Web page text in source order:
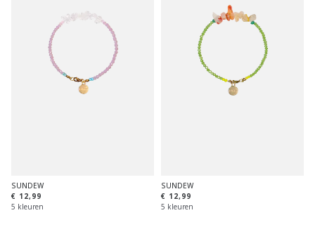
SUNDEW
€ 12,99
5 kleuren
SUNDEW
€ 12,99
5 kleuren